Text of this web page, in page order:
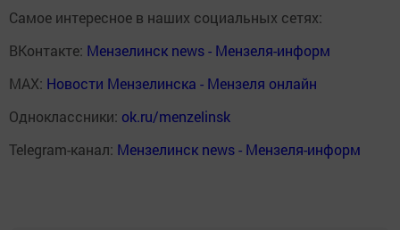
Самое интересное в наших социальных сетях:
ВКонтакте: Мензелинск news - Мензеля-информ
MAX: Новости Мензелинска - Мензеля онлайн
Одноклассники: ok.ru/menzelinsk
Telegram-канал: Мензелинск news - Мензеля-информ